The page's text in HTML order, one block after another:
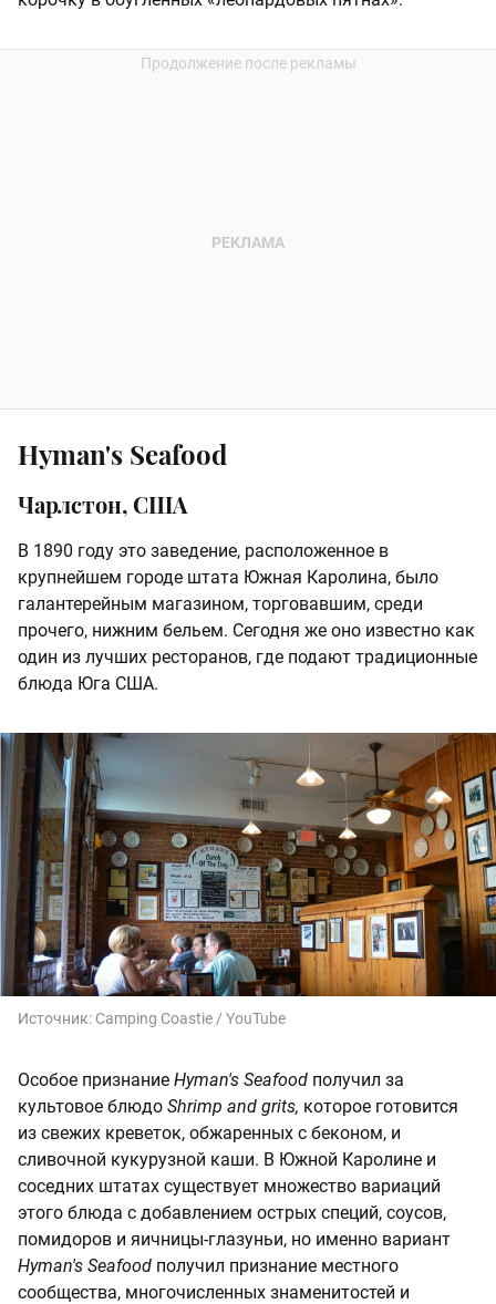
Hyman's Seafood
Чарлстон, США
В 1890 году это заведение, расположенное в
крупнейшем городе штата Южная Каролина, было
галантерейным магазином, торговавшим, среди
прочего, нижним бельем. Сегодня же оно известно как
один из лучших ресторанов, где подают традиционные
блюда Юга США.
Источник: Camping Coastie / YouTube
Особое признание Hyman's Seafood получил за
культовое блюдо Shrimp and grits, которое готовится
из свежих креветок, обжаренных с беконом, и
сливочной кукурузной каши. В Южной Каролине и
соседних штатах существует множество вариаций
этого блюда с добавлением острых специй, соусов,
помидоров и яичницы-глазуньи, но именно вариант
Hyman's Seafood получил признание местного
сообщества, многочисленных знаменитостей и